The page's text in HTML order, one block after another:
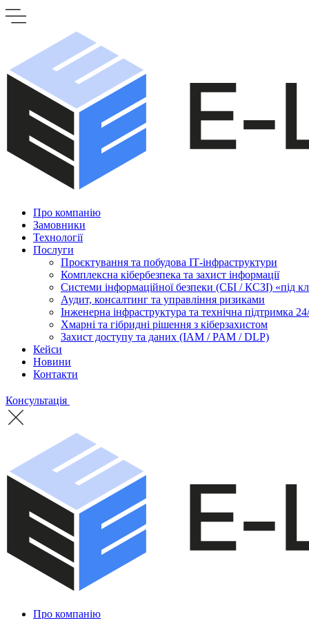
Про компанію
Замовники
Технології
Послуги
Проєктування та побудова ІТ-інфраструктури
Комплексна кібербезпека та захист інформації
Системи інформаційної безпеки (СБІ / КСЗІ) «під
Аудит, консалтинг та управління ризиками
Інженерна інфраструктура та технічна підтримка
Хмарні та гібридні рішення з кіберзахистом
Захист доступу та даних (IAM / PAM / DLP)
Кейси
Новини
Контакти
Консультація
Про компанію